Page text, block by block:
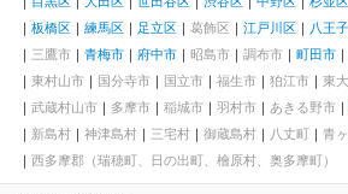
板橋区
練馬区 足立区 葛飾区 江戸川区 八王
三鷹市
青梅市 府中市 昭島市 調布市 町田市
東村山市
国分寺市 国立市 福生市 狛江市 東
武蔵村山市
多摩市 稲城市 羽村市 あきる野市
新島村
神津島村 三宅村 御蔵島村 八丈町 青
西多摩郡（瑞穂町、日の出町、檜原村、奥多摩町）